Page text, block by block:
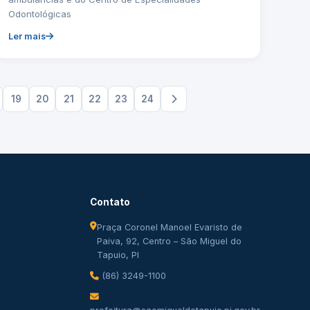
Odontológicas
Ler mais
19 20 21 22 23 24
Contato
Praça Coronel Manoel Evaristo de
Paiva, 92, Centro – São Miguel do
Tapuio, PI
(86) 3249-1100